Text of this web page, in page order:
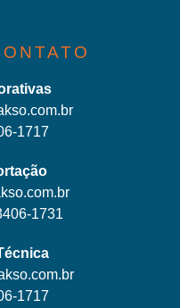
1717
1731
1717